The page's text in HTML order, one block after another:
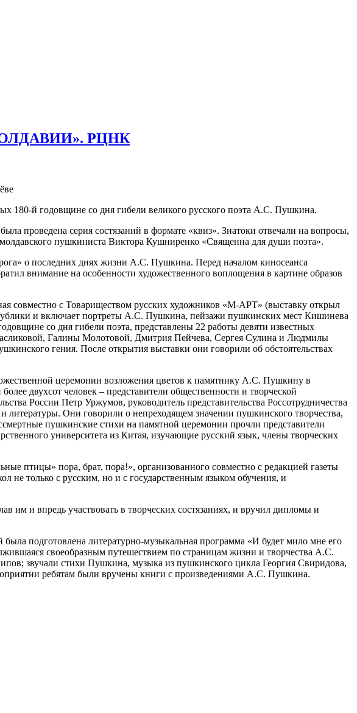
РЦНК
180-й годовщине со дня гибели великого русского поэта А.С. Пушкина.
проведена серия состязаний в формате «квиз». Знатоки отвечали на вопросы,
пушкиниста Виктора Кушниренко «Священна для души поэта».
о последних днях жизни А.С. Пушкина. Перед началом киносеанса
внимание на особенности художественного воплощения в картине образов
совместно с Товариществом русских художников «М-АРТ» (выставку открыл
и включает портреты А.С. Пушкина, пейзажи пушкинских мест Кишинева
со дня гибели поэта, представлены 22 работы девяти известных
Галины Молотовой, Дмитрия Пейчева, Сергея Сулина и Людмилы
гения. После открытия выставки они говорили об обстоятельствах
церемонии возложения цветов к памятнику А.С. Пушкину в
двухсот человек – представители общественности и творческой
России Петр Уржумов, руководитель представительства Россотрудничества
Они говорили о непреходящем значении пушкинского творчества,
пушкинские стихи на памятной церемонии прочли представители
университета из Китая, изучающие русский язык, члены творческих
птицы» пора, брат, пора!», организованного совместно с редакцией газеты
не только с русским, но и с государственным языком обучения, и
и впредь участвовать в творческих состязаниях, и вручил дипломы и
подготовлена литературно-музыкальная программа «И будет мило мне его
своеобразным путешествием по страницам жизни и творчества А.С.
звучали стихи Пушкина, музыка из пушкинского цикла Георгия Свиридова,
ребятам были вручены книги с произведениями А.С. Пушкина.